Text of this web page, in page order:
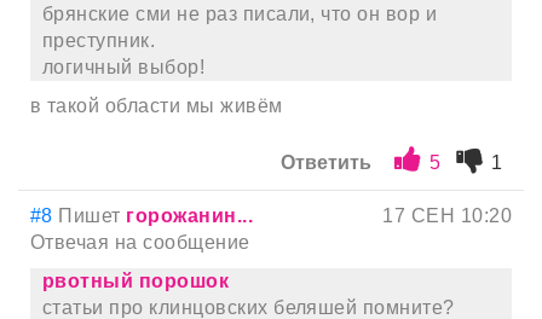
брянские сми не раз писали, что он вор и
преступник.
логичный выбор!
в такой области мы живём
Ответить 5 1
#8 Пишет горожанин...
17 СЕН 10:20
Отвечая на сообщение
рвотный порошок
статьи про клинцовских беляшей помните?